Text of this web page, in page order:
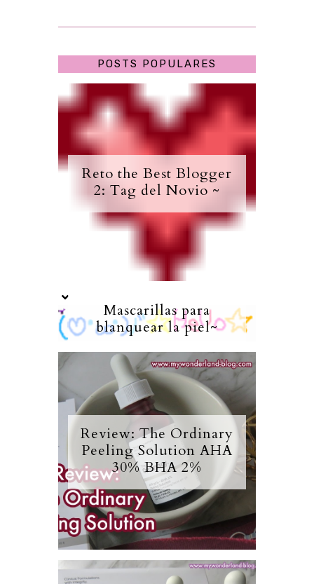
POSTS POPULARES
Reto the Best Blogger
2: Tag del Novio ~
Mascarillas para
blanquear la piel~
Review: The Ordinary
Peeling Solution AHA
30% BHA 2%